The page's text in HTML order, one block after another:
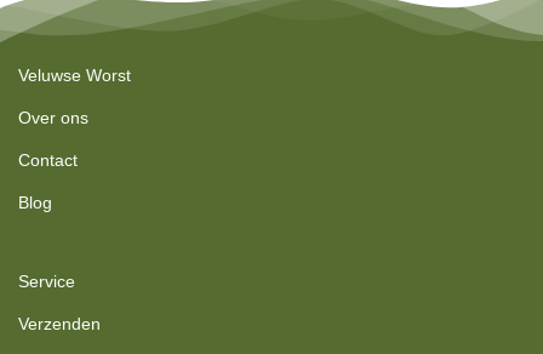
Veluwse Worst
Over ons
Contact
Blog
Service
Verzenden